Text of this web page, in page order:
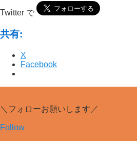
Twitter で
共有:
X
Facebook
＼フォローお願いします／
Follow